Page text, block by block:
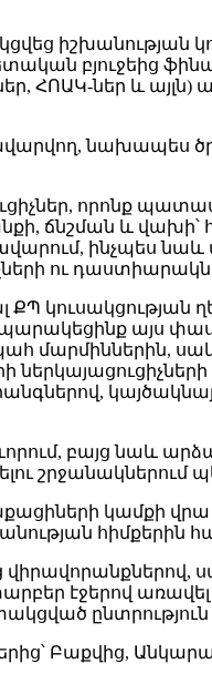
բյուջեից
ՀՈԱԿ-ներ և
որոնք
և վախի՝
ինչպես նաև
ու
այս
մարմիններին,
բայց նաև
շրջանակներում
հիմքերին
էջերով առավել
Բաքվից,